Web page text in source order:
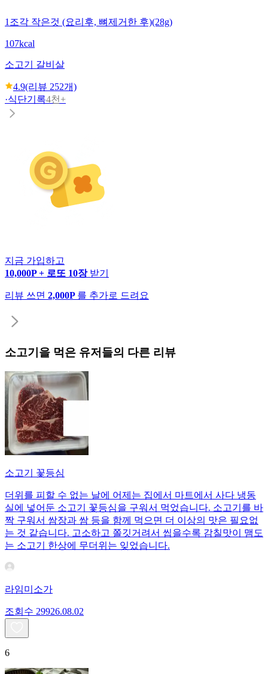
1조각 작은것 (요리후, 뼈제거한 후)(28g)
107kcal
소고기 갈비살
4.9(리뷰 252개)
·식단기록4천+
지금 가입하고
10,000P + 로또 10장 받기
리뷰 쓰면 2,000P 를 추가로 드려요
소고기 을 먹은 유저들의 다른 리뷰
소고기 꽃등심
더위를 피할 수 없는 날에 어제는 집에서 마트에서 사다 냉동
실에 넣어둔 소고기 꽃등심을 구워서 먹었습니다. 소고기를 바
짝 구워서 쌈장과 쌈 등을 함께 먹으면 더 이상의 맛은 필요없
는 것 같습니다. 고소하고 쫄깃거려서 씹을수록 감칠맛이 맴도
는 소고기 한상에 무더위는 잊었습니다.
라임미소가
조회수 29926.08.02
6